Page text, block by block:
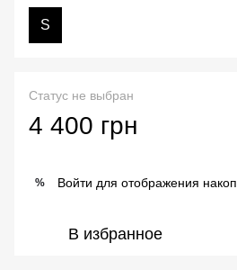
S
Статус не выбран
4 400 грн
% Войти для отображения
В избранное